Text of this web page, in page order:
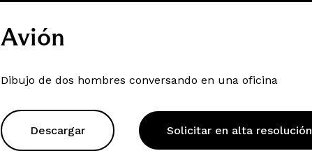
Avión
Dibujo de dos hombres conversando en una oficina
Descargar Solicitar en alta resolución